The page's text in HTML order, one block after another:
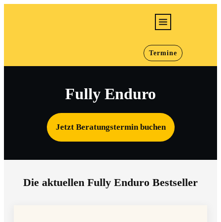
E-Bikes
Bikes
Werkstatt
Infos
Karriere
Termine
Fully Enduro
Jetzt Beratungstermin buchen
Die aktuellen Fully Enduro Bestseller